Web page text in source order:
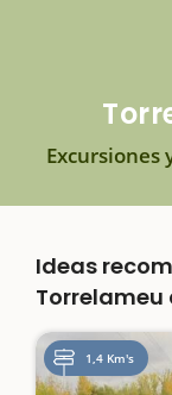
Ideas
Torrelameu
1,4 Km's